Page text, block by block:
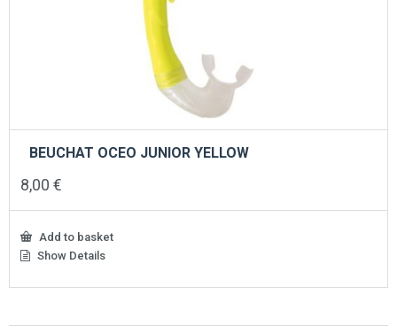
BEUCHAT OCEO JUNIOR YELLOW
8,00 €
Add to basket
Show Details